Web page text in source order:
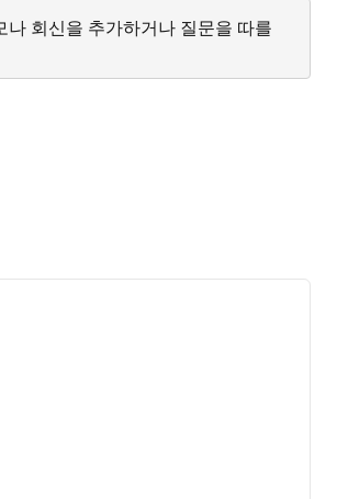
회신을 추가하거나 질문을 따를